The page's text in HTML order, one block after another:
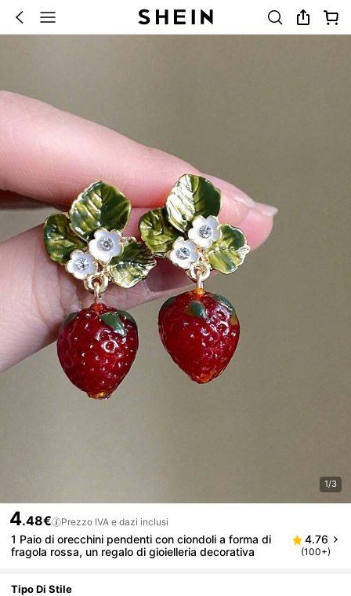
1/3
4.48€ Prezzo IVA e dazi inclusi
1 Paio di orecchini pendenti con ciondoli a forma di
fragola rossa, un regalo di gioielleria decorativa
4.76
(100+)
Tipo Di Stile